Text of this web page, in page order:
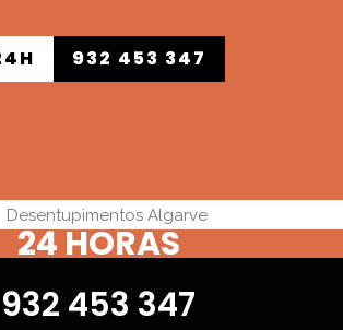
932 453 347
24 HORAS
932 453 347